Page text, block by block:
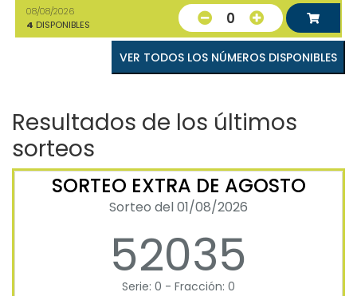
08/08/2026
4 DISPONIBLES 0
VER TODOS LOS NÚMEROS DISPONIBLES
Resultados de los últimos
sorteos
SORTEO EXTRA DE AGOSTO
Sorteo del 01/08/2026
52035
Serie: 0 - Fracción: 0